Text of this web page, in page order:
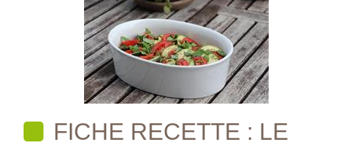
FICHE RECETTE : LE